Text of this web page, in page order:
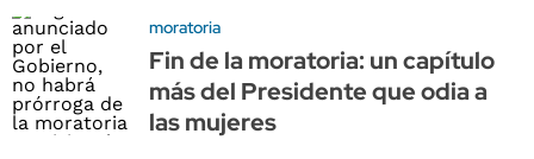
moratoria
Fin de la moratoria: un capítulo
más del Presidente que odia a
las mujeres